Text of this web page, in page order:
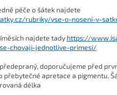
péče o šátek najdete
rubriky/vse-o-noseni-v-
najdete tady https://
chovaji-jednotlive-primesi/
doporučujeme před
přebytečné apretace a pigmentu.
délka